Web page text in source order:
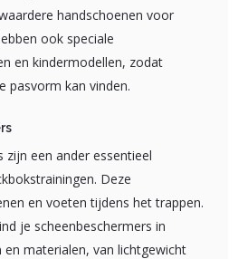
handschoenen voor
ook speciale
en kindermodellen, zodat
pasvorm kan vinden.
zijn een ander essentieel
Deze
en voeten tijdens het trappen.
je scheenbeschermers in
en materialen, van lichtgewicht